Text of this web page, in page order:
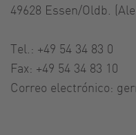
49628 Essen/Oldb.
Tel.: +49 54 34 83 0
Fax: +49 54 34 83 10
Correo electrónico: